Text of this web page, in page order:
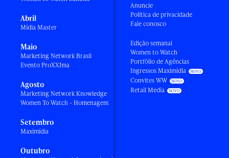
Abril
Mídia Master
Maio
Marketing Network Brasil
Evento ProXXIma
Agosto
Marketing Network Knowledge
Women To Watch - Homenagem
Setembro
Maximídia
Outubro
Anuncie
Política de privacidade
Fale conosco
Edição semanal
Women to Watch
Portfólio de Agências
Ingressos Maximídia
Convites WW
Retail Media